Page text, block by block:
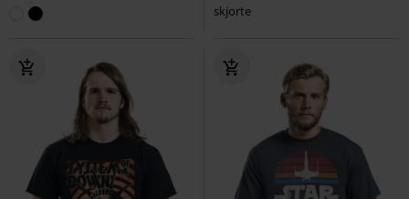
skjorte